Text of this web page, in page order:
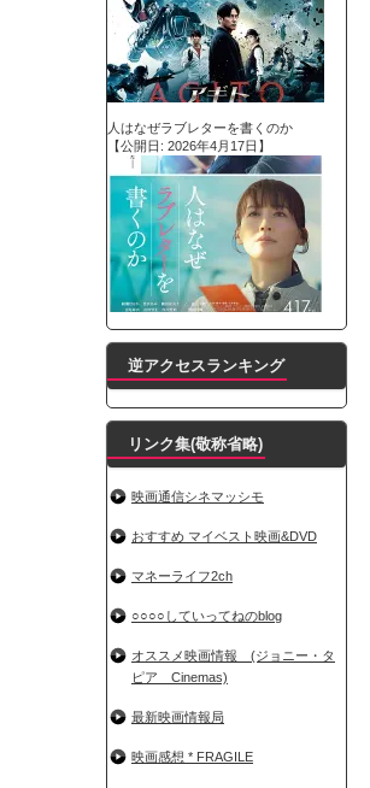
人はなぜラブレターを書くのか
【公開日: 2026年4月17日】
逆アクセスランキング
リンク集(敬称省略)
映画通信シネマッシモ
おすすめ マイベスト映画&DVD
マネーライフ2ch
○○○○していってねのblog
オススメ映画情報 (ジョニー・タ
ピア Cinemas)
最新映画情報局
映画感想 * FRAGILE